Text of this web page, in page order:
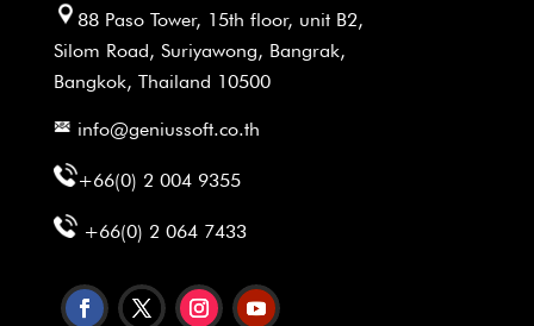
88 Paso Tower, 15th floor, unit B2,
Silom Road, Suriyawong, Bangrak,
Bangkok, Thailand 10500
info@geniussoft.co.th
+66(0) 2 004 9355
+66(0) 2 064 7433